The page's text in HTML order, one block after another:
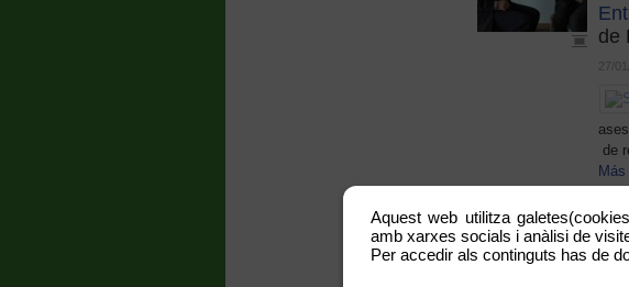
de
de
Más
06/
al
Aquest web utilitza
amb xarxes socials i anàlisi de
Per accedir als continguts has de